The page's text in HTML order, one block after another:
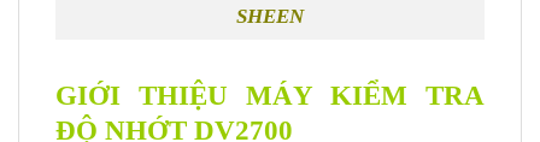
SHEEN
GIỚI THIỆU MÁY KIỂM TRA
ĐỘ NHỚT DV2700